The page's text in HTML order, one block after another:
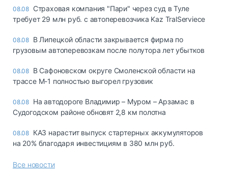
08.08 Страховая компания "Пари" через суд в Туле
требует 29 млн руб. с автоперевозчика Kaz TralServiece
08.08 В Липецкой области закрывается фирма по
грузовым автоперевозкам после полутора лет убытков
08.08 В Сафоновском округе Смоленской области на
трассе М-1 полностью выгорел грузовик
08.08 На автодороге Владимир – Муром – Арзамас в
Судогодском районе обновят 2,8 км полотна
08.08 КАЗ нарастит выпуск стартерных аккумуляторов
на 20% благодаря инвестициям в 380 млн руб.
Все новости